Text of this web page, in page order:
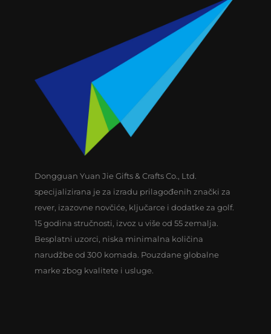
Dongguan Yuan Jie Gifts & Crafts Co., Ltd.
specijalizirana je za izradu prilagođenih znački za
rever, izazovne novčiće, ključarce i dodatke za golf.
15 godina stručnosti, izvoz u više od 55 zemalja.
Besplatni uzorci, niska minimalna količina
narudžbe od 300 komada. Pouzdane globalne
marke zbog kvalitete i usluge.